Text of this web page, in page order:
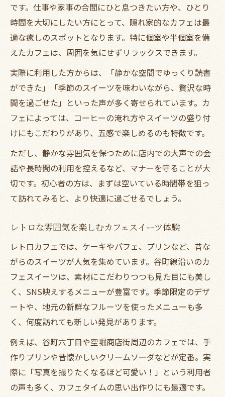
です。仕事や家事の合間にひと息つきたい方や、ひとり
時間を大切にしたい方にとって、隠れ家的なカフェは最
適な癒しのスポットとなります。特に個室や半個室を備
えたカフェは、周囲を気にせずリラックスできます。
実際に利用した方からは、「静かな空間でゆっくり読書
ができた」「季節のスイーツを味わいながら、贅沢な時
間を過ごせた」といった声が多く寄せられています。カ
フェによっては、コーヒーの淹れ方やスイーツの盛り付
けにもこだわりがあり、五感で楽しめるのも特徴です。
ただし、静かな雰囲気を保つために店内での大声での会
話や長時間の利用を控えるなど、マナーを守ることが大
切です。初心者の方は、まずは空いている時間帯を狙っ
て訪れてみると、より快適に過ごせるでしょう。
レトロな雰囲気を楽しむカフェスイーツ体験
レトロカフェでは、ケーキやパフェ、プリンなど、昔な
がらのスイーツが人気を集めています。谷町線沿いのカ
フェスイーツは、素材にこだわりつつも見た目にも美し
く、SNS映えするメニューが豊富です。季節限定のデザ
ートや、地元の新鮮なフルーツを使ったメニューも多
く、何度訪れても新しい発見があります。
例えば、谷町六丁目や空堀商店街周辺のカフェでは、手
作りプリンや昔懐かしいクリームソーダなどが定番。実
際に「写真を撮りたくなるほど可愛い！」という利用者
の声も多く、カフェタイムの思い出作りにも最適です。